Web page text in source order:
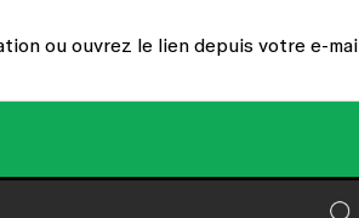
ou ouvrez le lien depuis votre e-